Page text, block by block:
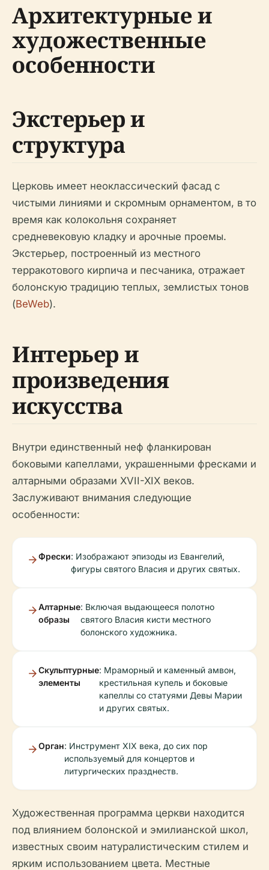
Архитектурные и
художественные
особенности
Экстерьер и
структура
Церковь имеет неоклассический фасад с
чистыми линиями и скромным орнаментом, в то
время как колокольня сохраняет
средневековую кладку и арочные проемы.
Экстерьер, построенный из местного
терракотового кирпича и песчаника, отражает
болонскую традицию теплых, землистых тонов
(BeWeb).
Интерьер и
произведения
искусства
Внутри единственный неф фланкирован
боковыми капеллами, украшенными фресками и
алтарными образами XVII-XIX веков.
Заслуживают внимания следующие
особенности:
Фрески: Изображают эпизоды из Евангелий,
фигуры святого Власия и других святых.
Алтарные
образы
: Включая выдающееся полотно
святого Власия кисти местного
болонского художника.
Скульптурные
элементы
: Мраморный и каменный амвон,
крестильная купель и боковые
капеллы со статуями Девы Марии
и других святых.
Орган: Инструмент XIX века, до сих пор
используемый для концертов и
литургических празднеств.
Художественная программа церкви находится
под влиянием болонской и эмилианской школ,
известных своим натуралистическим стилем и
ярким использованием цвета. Местные